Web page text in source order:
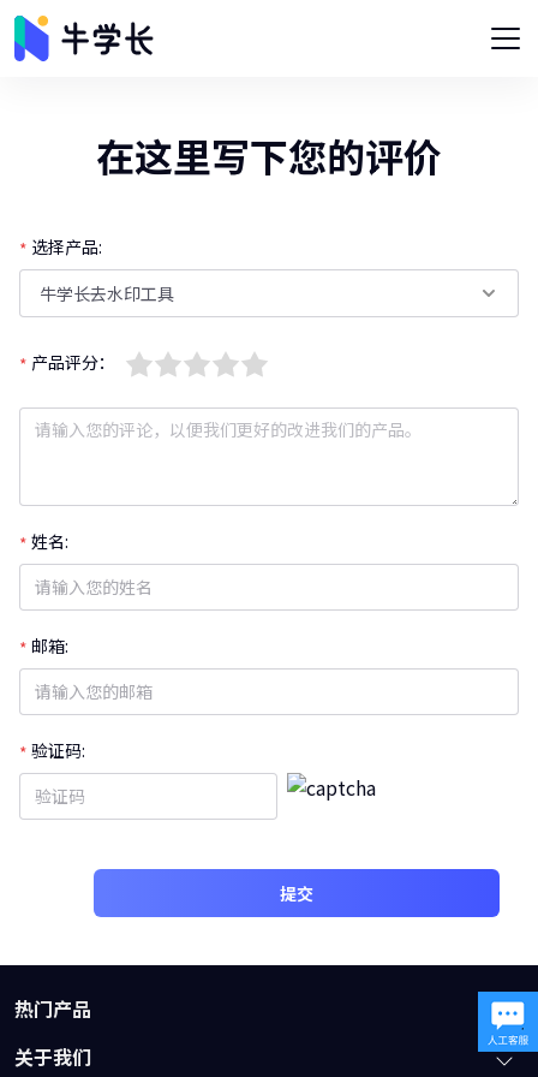
在这里写下您的评价
选择产品:
牛学长去水印工具
产品评分：
姓名:
邮箱:
验证码:
提交
热门产品
牛小影
关于我们